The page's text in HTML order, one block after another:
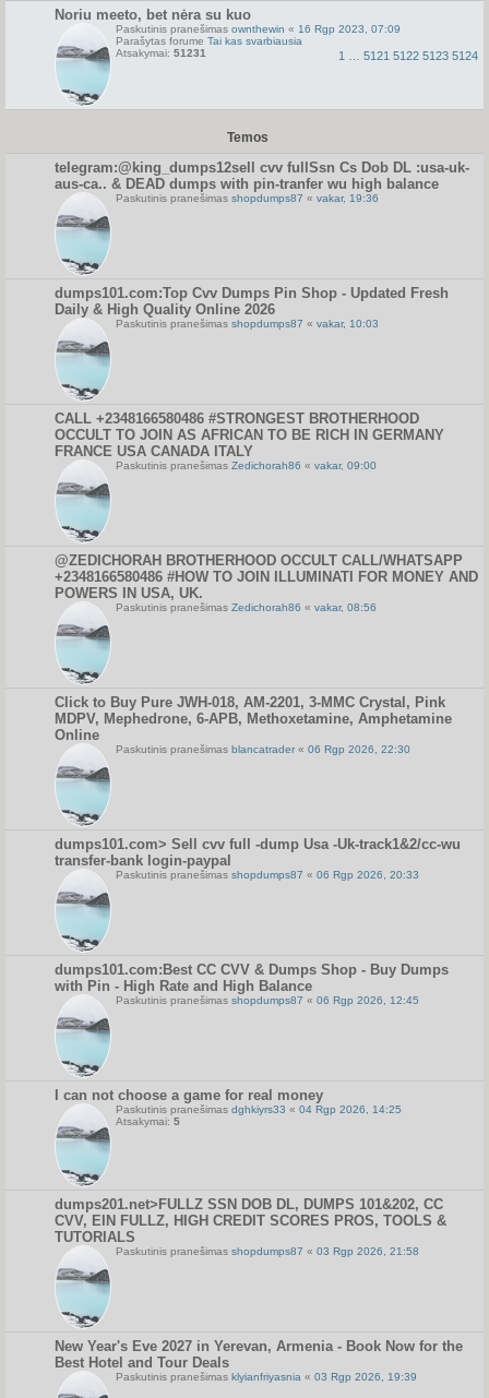
Noriu meeto, bet nėra su kuo
Paskutinis pranešimas ownthewin « 16 Rgp 2023, 07:09
Parašytas forume Tai kas svarbiausia
Atsakymai: 51231 1 5121 5122 5123 5124
Temos
telegram:@king_dumps12sell cvv fullSsn Cs Dob DL :usa-uk-
aus-ca.. & DEAD dumps with pin-tranfer wu high balance
Paskutinis pranešimas shopdumps87 « vakar, 19:36
dumps101.com:Top Cvv Dumps Pin Shop - Updated Fresh
Daily & High Quality Online 2026
Paskutinis pranešimas shopdumps87 « vakar, 10:03
CALL +2348166580486 #STRONGEST BROTHERHOOD
OCCULT TO JOIN AS AFRICAN TO BE RICH IN GERMANY
FRANCE USA CANADA ITALY
Paskutinis pranešimas Zedichorah86 « vakar, 09:00
@ZEDICHORAH BROTHERHOOD OCCULT CALL/WHATSAPP
+2348166580486 #HOW TO JOIN ILLUMINATI FOR MONEY AND
POWERS IN USA, UK.
Paskutinis pranešimas Zedichorah86 « vakar, 08:56
Click to Buy Pure JWH-018, AM-2201, 3-MMC Crystal, Pink
MDPV, Mephedrone, 6-APB, Methoxetamine, Amphetamine
Online
Paskutinis pranešimas blancatrader « 06 Rgp 2026, 22:30
dumps101.com> Sell cvv full -dump Usa -Uk-track1&2/cc-wu
transfer-bank login-paypal
Paskutinis pranešimas shopdumps87 « 06 Rgp 2026, 20:33
dumps101.com:Best CC CVV & Dumps Shop - Buy Dumps
with Pin - High Rate and High Balance
Paskutinis pranešimas shopdumps87 « 06 Rgp 2026, 12:45
I can not choose a game for real money
Paskutinis pranešimas dghkiyrs33 « 04 Rgp 2026, 14:25
Atsakymai: 5
dumps201.net>FULLZ SSN DOB DL, DUMPS 101&202, CC
CVV, EIN FULLZ, HIGH CREDIT SCORES PROS, TOOLS &
TUTORIALS
Paskutinis pranešimas shopdumps87 « 03 Rgp 2026, 21:58
New Year's Eve 2027 in Yerevan, Armenia - Book Now for the
Best Hotel and Tour Deals
Paskutinis pranešimas klyianfriyasnia « 03 Rgp 2026, 19:39